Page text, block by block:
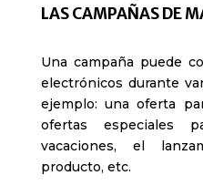
LAS CAMPAÑAS DE
Una campaña puede
electrónicos durante
ejemplo: una oferta
ofertas especiales
vacaciones, el
producto, etc.